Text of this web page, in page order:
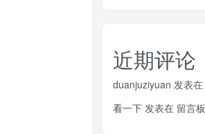
近期评论
duanjuziyuan 发表在
看一下 发表在 留言板